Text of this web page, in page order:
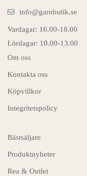
info@garnbutik.se
Vardagar: 16.00-18.00
Lördagar: 10.00-13.00
Om oss
Kontakta oss
Köpvillkor
Integritetspolicy
Bästsäljare
Produktnyheter
Rea & Outlet